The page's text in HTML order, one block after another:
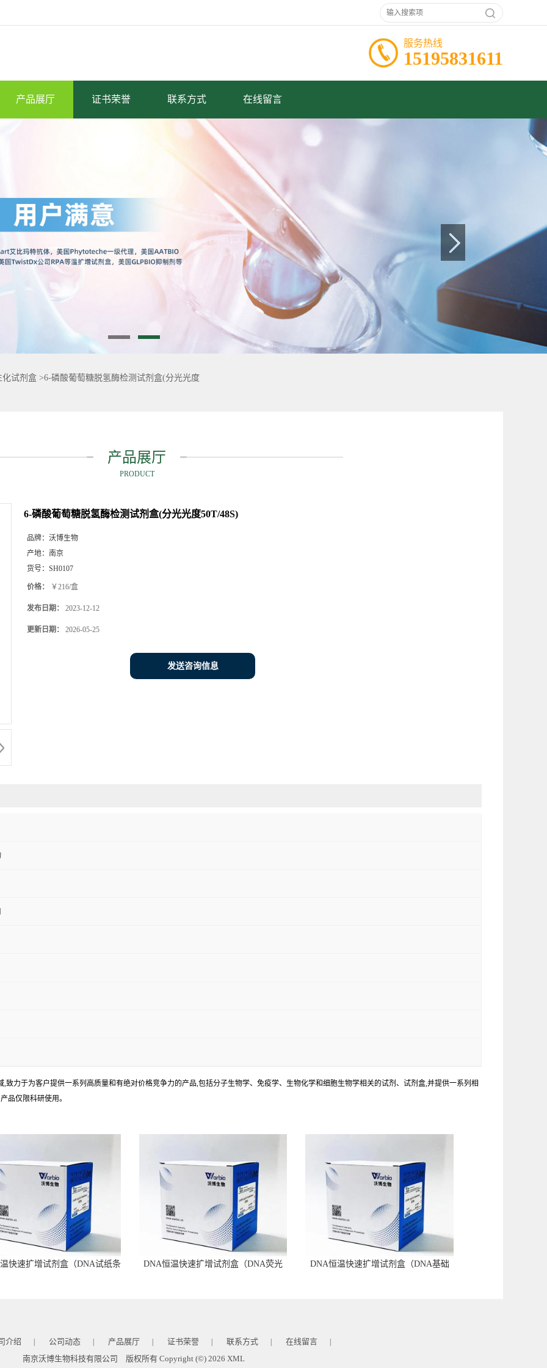
服务热线
15195831611
产品展厅 证书荣誉 联系方式 在线留言
化试剂盒 >6-磷酸葡萄糖脱氢酶检测试剂盒(分光光度
产品展厅
PRODUCT
6-磷酸葡萄糖脱氢酶检测试剂盒(分光光度50T/48S)
品牌： 沃博生物
产地： 南京
货号： SH0107
价格： ￥216/盒
发布日期： 2023-12-12
更新日期： 2026-05-25
发送咨询信息
力于为客户提供一系列高质量和有绝对价格竞争力的产品,包括分子生物学、免疫学、生物化学和细胞生物学相关的试剂、试剂盒,并提供一系列相
品仅限科研使用。
快速扩增试剂盒（DNA试纸条
DNA恒温快速扩增试剂盒（DNA荧光
DNA恒温快速扩增试剂盒（DNA基础
介绍 公司动态 产品展厅 证书荣誉 联系方式 在线留言
南京沃博生物科技有限公司 版权所有 Copyright (©) 2026 XML